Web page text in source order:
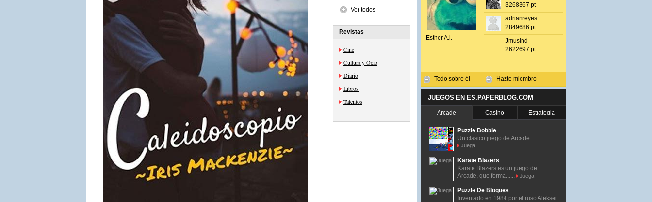
Ver todos
Revistas
Cine
Cultura y Ocio
Diario
Libros
Talentos
Esther A.l.
Todo sobre él
3268367 pt
adrianreyes
2849686 pt
Jmusind
2622697 pt
Hazte miembro
JUEGOS EN ES.PAPERBLOG.COM
Arcade Casino Estrategia
Puzzle Bobble
Un clásico juego de Arcade. ......
Juega
Karate Blazers
Karate Blazers es un juego de
Arcade, que forma......
Juega
Puzzle De Bloques
Inventado en 1984 por el ruso Alekséi